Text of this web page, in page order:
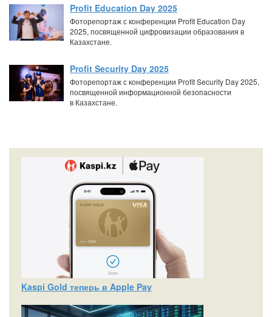
Profit Education Day 2025
Фоторепортаж с конференции Profit Education Day
2025, посвященной цифровизации образования в
Казахстане.
Profit Security Day 2025
Фоторепортаж с конференции Profit Security Day 2025,
посвященной информационной безопасности
в Казахстане.
Kaspi Gold теперь в Apple Pay